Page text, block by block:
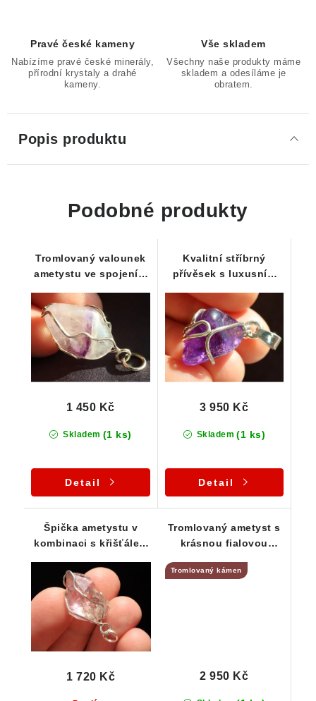
Pravé české kameny
Nabízíme pravé české minerály,
přírodní krystaly a drahé
kameny.
Vše skladem
Všechny naše produkty máme
skladem a odesíláme je
obratem.
Popis produktu
Podobné produkty
Tromlovaný valounek
ametystu ve spojení s
Skladem (1 ks)
1 450 Kč
Detail
Kvalitní stříbrný
přívěsek s luxusním
ametystem
Skladem (1 ks)
3 950 Kč
Detail
Špička ametystu v
kombinaci s křišťálem
Česká Mez
1 720 Kč
Tromlovaný ametyst s
krásnou fialovou
přívěsek
Tromlovaný kámen
2 950 Kč